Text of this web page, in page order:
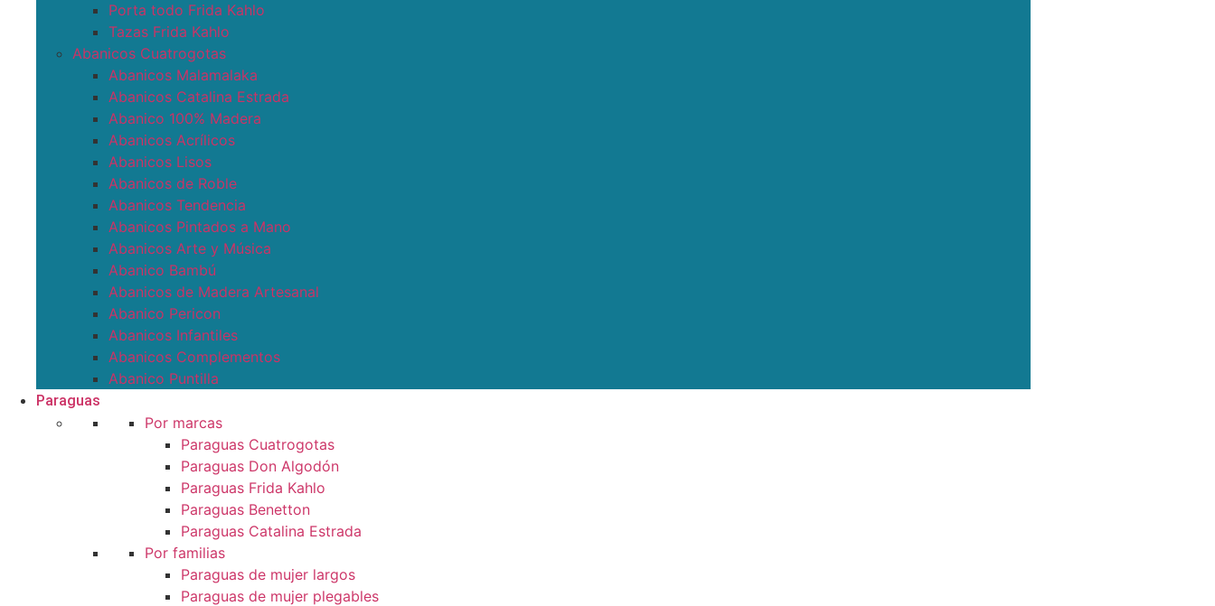
Porta todo Frida Kahlo
Tazas Frida Kahlo
Abanicos Cuatrogotas
Abanicos Malamalaka
Abanicos Catalina Estrada
Abanico 100% Madera
Abanicos Acrílicos
Abanicos Lisos
Abanicos de Roble
Abanicos Tendencia
Abanicos Pintados a Mano
Abanicos Arte y Música
Abanico Bambú
Abanicos de Madera Artesanal
Abanico Pericon
Abanicos Infantiles
Abanicos Complementos
Abanico Puntilla
Paraguas
Por marcas
Paraguas Cuatrogotas
Paraguas Don Algodón
Paraguas Frida Kahlo
Paraguas Benetton
Paraguas Catalina Estrada
Por familias
Paraguas de mujer largos
Paraguas de mujer plegables